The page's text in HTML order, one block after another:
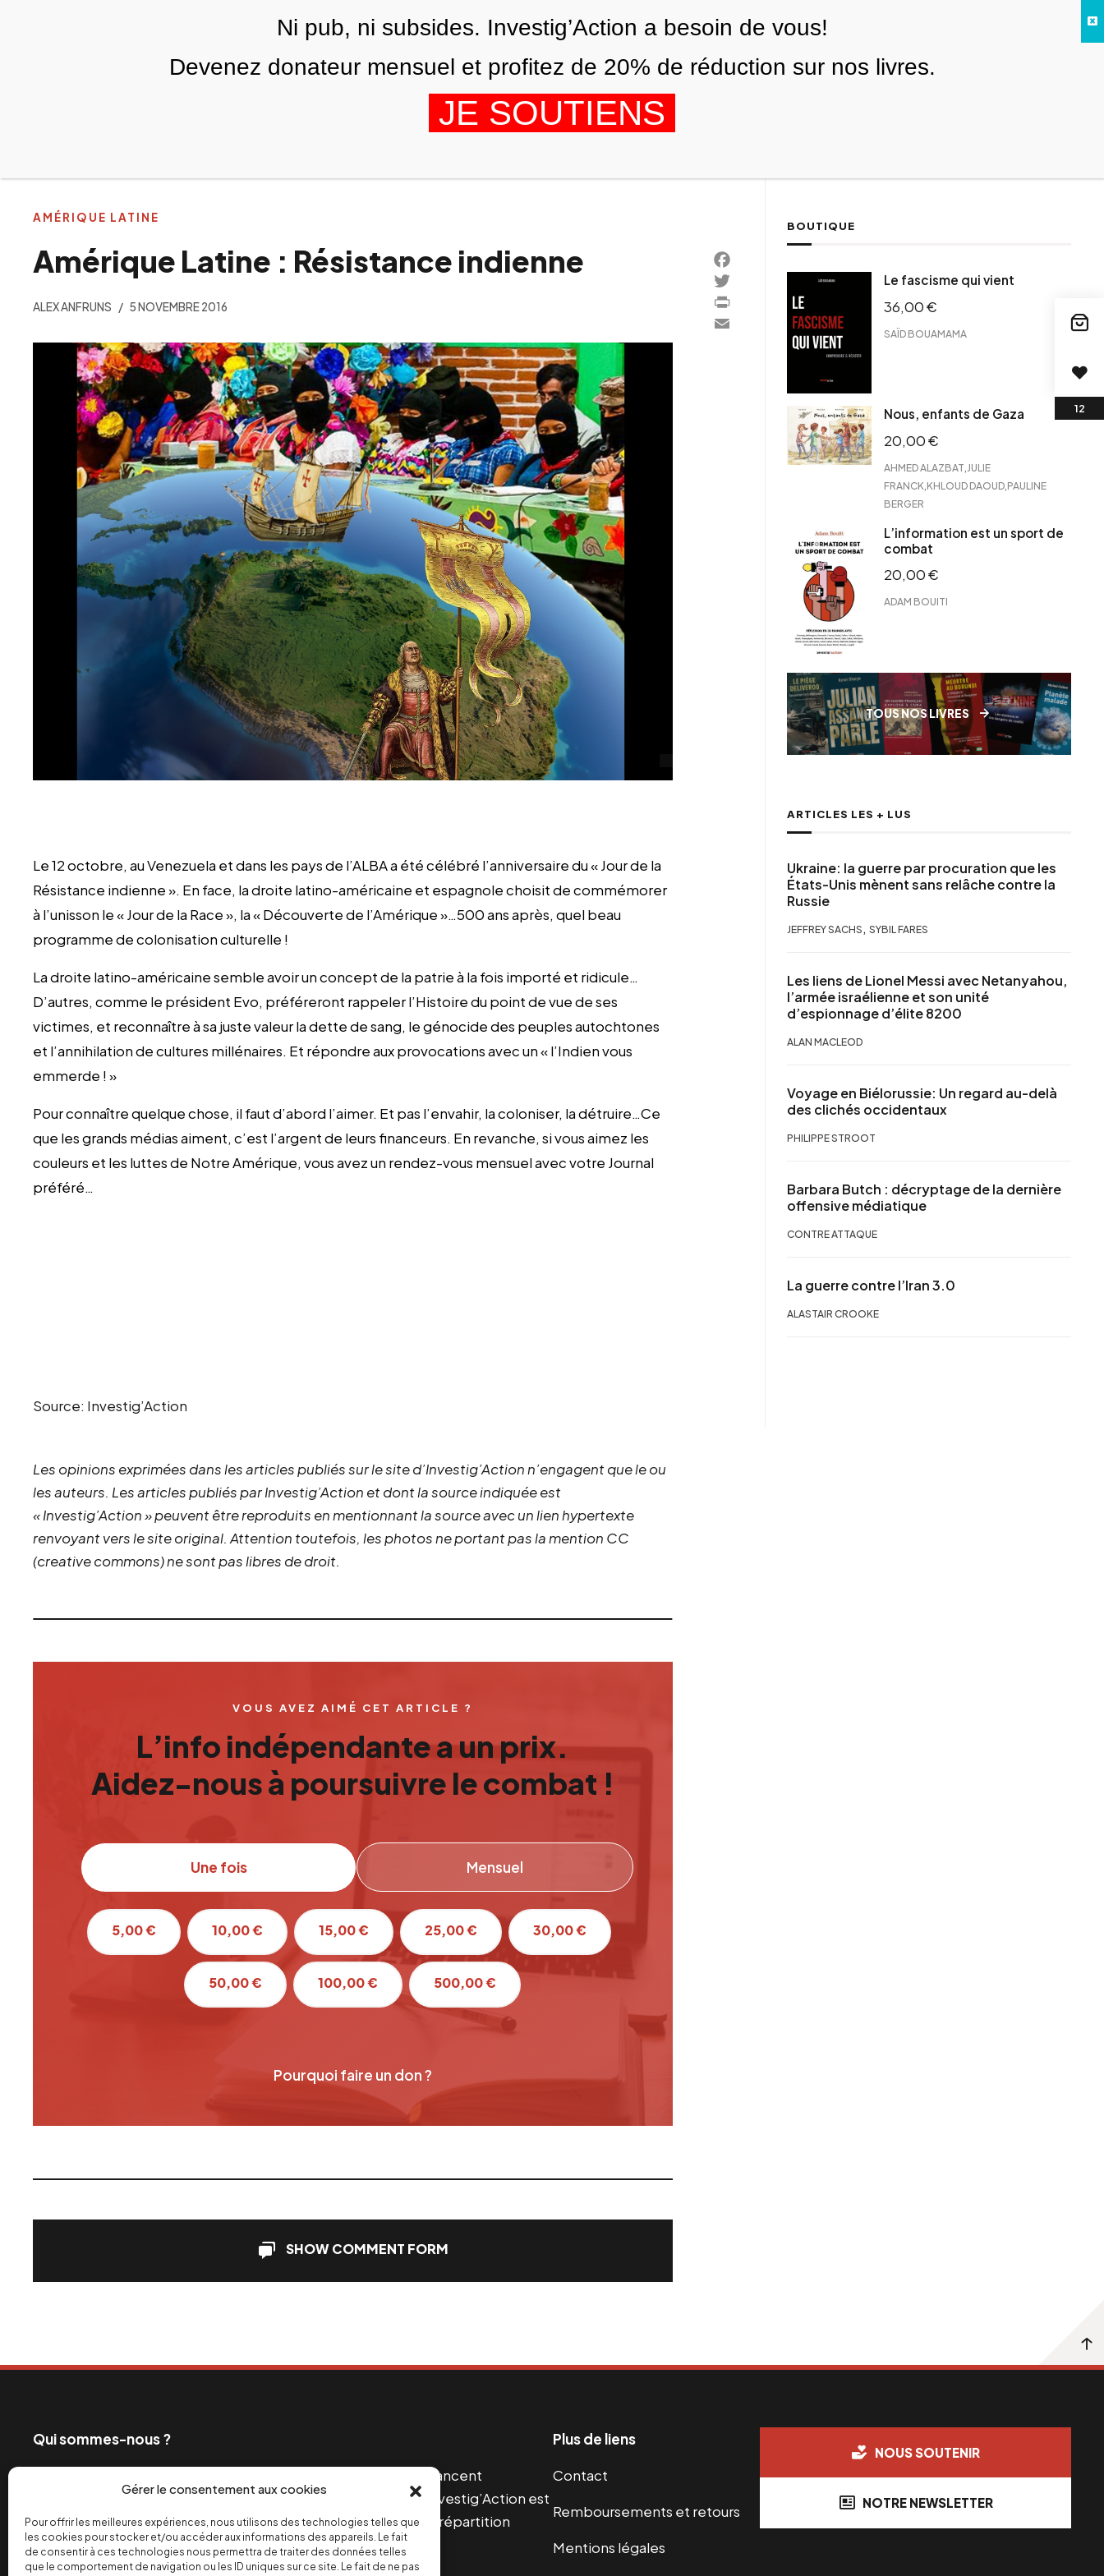
Gérer le consentement aux cookies
Pour offrir les meilleures expériences, nous utilisons des technologies telles que
les cookies pour stocker et/ou accéder aux informations des appareils. Le fait
de consentir à ces technologies nous permettra de traiter des données telles
que le comportement de navigation ou les ID uniques sur ce site. Le fait de ne pas
NOUS AGENDA
Amérique Latine : Résistance indienne
ALEX ANFRUNS 5 NOVEMBRE 2016
Le 12 octobre, au Venezuela et dans les pays de l’ALBA a été célébré l’anniversaire du « Jour de la
Résistance indienne ». En face, la droite latino-américaine et espagnole choisit de commémorer
à l’unisson le « Jour de la Race », la « Découverte de l’Amérique »…500 ans après, quel beau
programme de colonisation culturelle !
La droite latino-américaine semble avoir un concept de la patrie à la fois importé et ridicule…
D’autres, comme le président Evo, préféreront rappeler l’Histoire du point de vue de ses
victimes, et reconnaître à sa juste valeur la dette de sang, le génocide des peuples autochtones
et l’annihilation de cultures millénaires. Et répondre aux provocations avec un « l’Indien vous
emmerde ! »
Pour connaître quelque chose, il faut d’abord l’aimer. Et pas l’envahir, la coloniser, la détruire…Ce
que les grands médias aiment, c’est l’argent de leurs financeurs. En revanche, si vous aimez les
couleurs et les luttes de Notre Amérique, vous avez un rendez-vous mensuel avec votre Journal
préféré…
Source: Investig’Action
AMÉRIQUE LATINE
Les opinions exprimées dans les articles publiés sur le site d’Investig’Action n’engagent que le ou
les auteurs. Les articles publiés par Investig’Action et dont la source indiquée est
« Investig’Action » peuvent être reproduits en mentionnant la source avec un lien hypertexte
renvoyant vers le site original. Attention toutefois, les photos ne portant pas la mention CC
(creative commons) ne sont pas libres de droit.
VOUS AVEZ AIMÉ CET ARTICLE ?
L’info indépendante a un prix.
Aidez-nous à poursuivre le combat !
Une fois Mensuel
5,00 € 10,00 € 15,00 € 25,00 € 30,00 €
50,00 € 100,00 € 500,00 €
Pourquoi faire un don ?
Facebook
Twitter
PrintFriendly
Email
SHOW COMMENT FORM
BOUTIQUE
Le fascisme qui vient
36,00€
SAÏD BOUAMAMA
Nous, enfants de Gaza
20,00€
AHMED ALAZBAT JULIE
FRANCK KHLOUD DAOUD PAULINE
BERGER
L’information est un sport de
combat
20,00€
ADAM BOUITI
TOUS NOS LIVRES
ARTICLES LES + LUS
Ukraine: la guerre par procuration que les
États-Unis mènent sans relâche contre la
Russie
JEFFREY SACHS , SYBIL FARES
Les liens de Lionel Messi avec Netanyahou,
l’armée israélienne et son unité
d’espionnage d’élite 8200
ALAN MACLEOD
Voyage en Biélorussie: Un regard au-delà
des clichés occidentaux
PHILIPPE STROOT
Barbara Butch : décryptage de la dernière
offensive médiatique
CONTRE ATTAQUE
La guerre contre l’Iran 3.0
ALASTAIR CROOKE
Qui sommes-nous ?
Ceux qui exploitent les travailleurs et profitent des guerres financent
également les grands médias. C’est pourquoi depuis 2004, Investig’Action est
engagé dans la bataille de l’info pour un monde de paix et une répartition
équitable des richesses.
Plus de liens
Contact
Remboursements et retours
Mentions légales
NOUS SOUTENIR
NOTRE NEWSLETTER
Ni pub, ni subsides. Investig’Action a besoin de vous!
Devenez donateur mensuel et profitez de 20% de réduction sur nos livres.
JE SOUTIENS